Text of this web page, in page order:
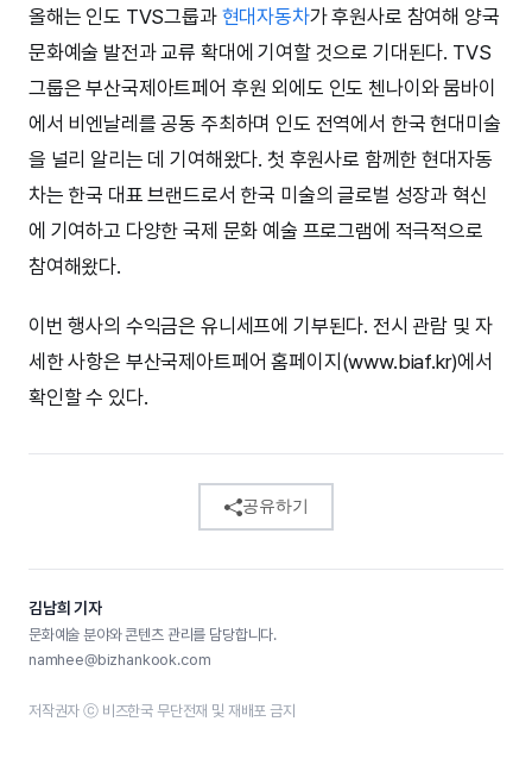
올해는 인도 TVS그룹과 현대자동차가 후원사로 참여해 양국
문화예술 발전과 교류 확대에 기여할 것으로 기대된다. TVS
그룹은 부산국제아트페어 후원 외에도 인도 첸나이와 뭄바이
에서 비엔날레를 공동 주최하며 인도 전역에서 한국 현대미술
을 널리 알리는 데 기여해왔다. 첫 후원사로 함께한 현대자동
차는 한국 대표 브랜드로서 한국 미술의 글로벌 성장과 혁신
에 기여하고 다양한 국제 문화 예술 프로그램에 적극적으로
참여해왔다.
이번 행사의 수익금은 유니세프에 기부된다. 전시 관람 및 자
세한 사항은 부산국제아트페어 홈페이지(www.biaf.kr)에서
확인할 수 있다.
공유하기
김남희 기자
문화예술 분야와 콘텐츠 관리를 담당합니다.
namhee@bizhankook.com
저작권자 ⓒ 비즈한국 무단전재 및 재배포 금지